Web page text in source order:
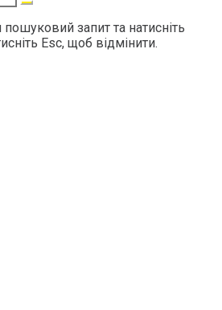
запит та натисніть
Esc, щоб відмінити.